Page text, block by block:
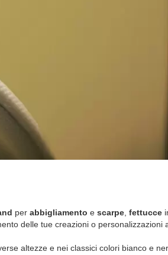
per abbigliamento e scarpe, fettucce
delle tue creazioni o personalizzazioni
altezze e nei classici colori bianco e